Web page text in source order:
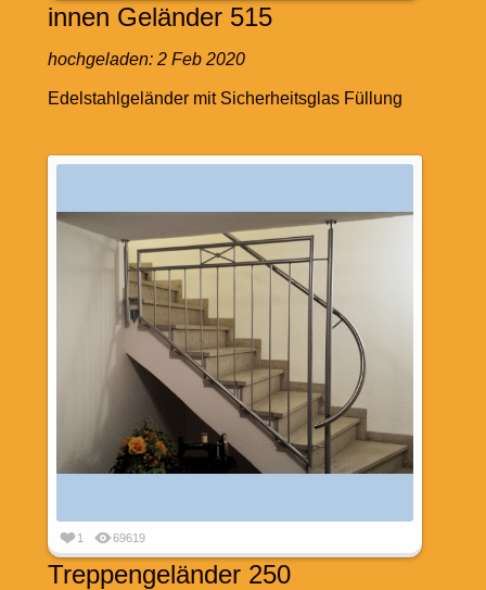
innen Geländer 515
hochgeladen: 2 Feb 2020
Edelstahlgeländer mit Sicherheitsglas Füllung
1 69619
Treppengeländer 250